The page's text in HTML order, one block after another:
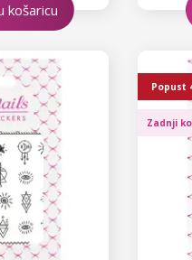
trepavica
i obrve
košaricu
Popust
Zadnji